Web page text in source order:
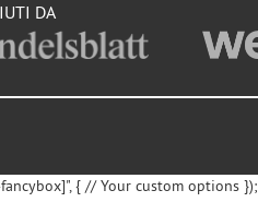
DA
{ // Your custom options });